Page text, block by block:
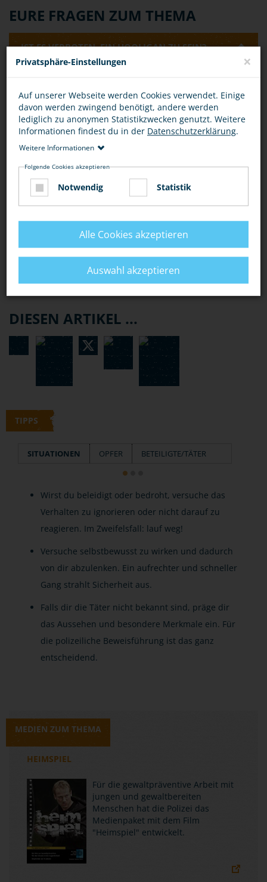
EURE FRAGEN ZUM THEMA
IST ES VERBOTEN, EIN HOOLIGAN ZU SEIN?
verboten oder strafbar. Eine Strafbarkeit kann allerdings
dann vorliegen, wenn man sich beispielsweise als
Hooligan-Gruppe zu einer Schlägerei verabredet.
Rechtlich kann dies als
"Androhung von Straftaten" (§
126 StGB)oder als
"Billigung von Straftaten" (§ 140
IST DAS VERABREDEN EINER SCHLÄGEREI
STRAFBAR?
Bewertung
DIESEN ARTIKEL ...
TIPPS
SITUATIONEN OPFER BETEILIGTE/TÄTER
Wirst du beleidigt oder bedroht, versuche das
Verhalten zu ignorieren oder nicht darauf zu
reagieren. Im Zweifelsfall: lauf weg!
Versuche selbstbewusst zu wirken und dadurch
von dir abzulenken. Ein aufrechter und schneller
Gang strahlt Sicherheit aus.
Falls dir die Täter nicht bekannt sind, präge dir
das Aussehen und besondere Merkmale ein. Für
die polizeiliche Beweisführung ist das ganz
entscheidend.
MEDIEN ZUM THEMA
HEIMSPIEL
Für die gewaltpräventive Arbeit mit
jungen und gewaltbereiten
Menschen hat die Polizei das
Medienpaket mit dem Film
"Heimspiel" entwickelt.
Privatsphäre-Einstellungen ×
Auf unserer Webseite werden Cookies verwendet. Einige
davon werden zwingend benötigt, andere werden
lediglich zu anonymen Statistikzwecken genutzt. Weitere
Informationen findest du in der Datenschutzerklärung.
Weitere Informationen
Folgende Cookies akzeptieren
Notwendig Statistik
Alle Cookies akzeptieren
Auswahl akzeptieren